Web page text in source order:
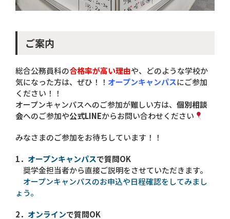
ご案内
総合公務員科の合格率が高い理由や、どのような学校か
気になった方は、ぜひ！！ オープンキャンパスにご参加
ください！！
オープンキャンパスへのご参加が難しい方は、 個別相談
会へのご参加や公式LINEからお問い合わせください
みなさまのご参加をお待ちしています！！
1． オープンキャンパスで質問OK
奨学金担当者から直接ご説明をさせていただきます。
オープンキャンパスのお申込や日程確認をしてみまし
ょう。
2． オンラインで質問OK